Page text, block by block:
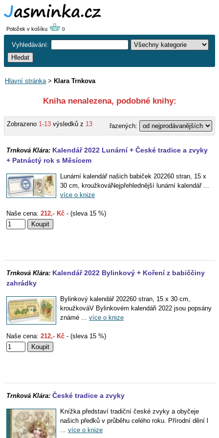
Položek v košíku 0
Vyhledávání:
Hlavní stránka> Klara Trnkova
Kniha nenalezena, podobné knihy:
Zobrazeno 1-13 výsledků z 13 řazených:
Trnková Klára: Kalendář 2022 Lunární + České tradice a zvyky
+ Patnáctý rok s Měsícem
Lunární kalendář našich babiček 202260 stran, 15 x
30 cm, kroužkováNejpřehlednější lunární kalendář ...
více o knize
Naše cena: 212,- Kč - (sleva 15 %)
Trnková Klára: Kalendář 2022 Bylinkový + Koření z babiččiny
zahrádky
Bylinkový kalendář 202260 stran, 15 x 30 cm,
kroužkováV Bylinkovém kalendáři 2022 jsou popsány
známé ... více o knize
Naše cena: 212,- Kč - (sleva 15 %)
Trnková Klára: České tradice a zvyky
Knížka představí tradiční české zvyky a obyčeje
našich předků v průběhu celého roku. Přírodní dění l
... více o knize